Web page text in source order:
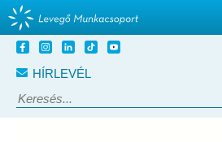
Tovább
tartalomra
HÍRLEVÉL
Keresés: